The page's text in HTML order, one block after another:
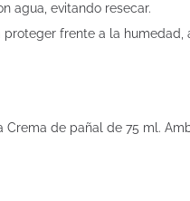
agua, evitando resecar.
frente a la
de pañal de 75 ml.